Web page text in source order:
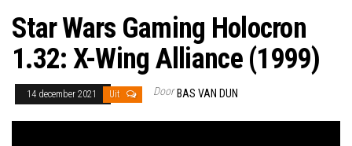
Star Wars Gaming Holocron
1.32: X-Wing Alliance (1999)
14 december 2021 Uit Door BAS VAN DUN